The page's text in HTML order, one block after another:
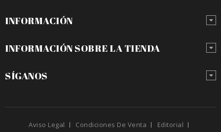
INFORMACIÓN
INFORMACIÓN SOBRE LA TIENDA
SÍGANOS
Aviso Legal Condiciones De Venta
Editorial